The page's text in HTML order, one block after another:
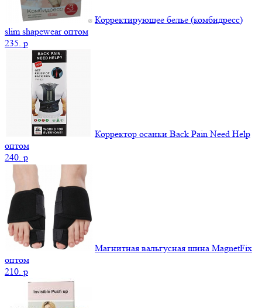
Корректирующее белье (комбидресс)
slim shapewear оптом
235. p
Корректор осанки Back Pain Need Help
оптом
240. p
Магнитная вальгусная шина MagnetFix
оптом
210. p